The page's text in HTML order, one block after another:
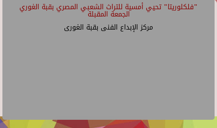
"فلكلوريتا" تحيي أمسية للتراث الشعبي المصري بقبة الغوري
الجمعة المقبلة
مركز الإبداع الفنى بقبة الغورى